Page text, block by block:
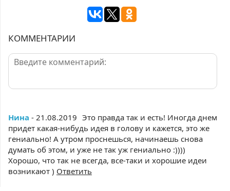
КОММЕНТАРИИ
Нина - 21.08.2019 Это правда так и есть! Иногда днем
придет какая-нибудь идея в голову и кажется, это же
гениально! А утром проснешься, начинаешь снова
думать об этом, и уже не так уж гениально :))))
Хорошо, что так не всегда, все-таки и хорошие идеи
возникают ) Ответить